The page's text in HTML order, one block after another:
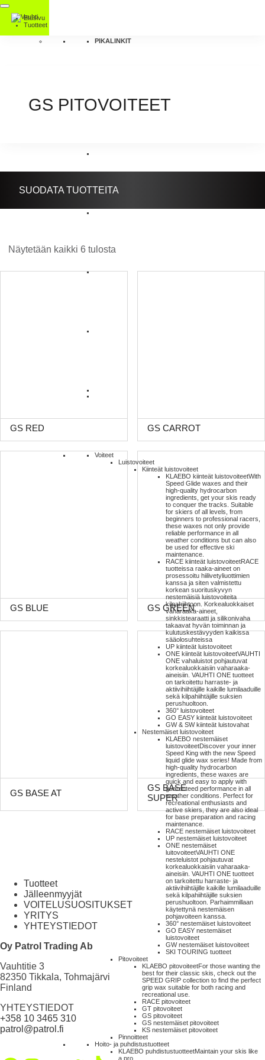
Etusivu
Tuotteet
PIKALINKIT
Voiteet
Luistovoiteet
Kiinteät luistovoiteet
KLAEBO kiinteät luistovoiteetWith
Speed Glide waxes and their
high-quality hydrocarbon
ingredients, get your skis ready
to conquer the tracks. Suitable
for skiers of all levels, from
beginners to professional racers,
these waxes not only provide
reliable performance in all
weather conditions but can also
be used for effective ski
maintenance.
RACE kiinteät luistovoiteetRACE
tuotteissa raaka-aineet on
prosessoitu hiilivetyliuottimien
kanssa ja siten valmistettu
korkean suorituskyvyn
nestemäisiä luistovoiteita
kilpahiihtoon. Korkealuokkaiset
vaharaaka-aineet,
sinkkistearaatti ja silikonivaha
takaavat hyvän toiminnan ja
kulutuskestävyyden kaikissa
sääolosuhteissa
UP kiinteät luistovoiteet
ONE kiinteät luistovoiteetVAUHTI
ONE vahaluistot pohjautuvat
korkealuokkaisiin vaharaaka-
aineisiin. VAUHTI ONE tuotteet
on tarkoitettu harraste- ja
aktiivihiihtäjille kaikille lumilaaduille
sekä kilpahiihtäjille suksien
perushuoltoon.
360° luistovoiteet
GO EASY kiinteät luistovoiteet
GW & SW kiinteät luistovahat
Nestemäiset luistovoiteet
KLAEBO nestemäiset
luistovoiteetDiscover your inner
Speed King with the new Speed
liquid glide wax series! Made from
high-quality hydrocarbon
ingredients, these waxes are
quick and easy to apply with
guaranteed performance in all
weather conditions. Perfect for
recreational enthusiasts and
active skiers, they are also ideal
for base preparation and racing
maintenance.
RACE nestemäiset luistovoiteet
UP nestemäiset luistovoiteet
ONE nestemäiset
luitovoiteetVAUHTI ONE
nesteluistot pohjautuvat
korkealuokkaisiin vaharaaka-
aineisiin. VAUHTI ONE tuotteet
on tarkoitettu harraste- ja
aktiivihiihtäjille kaikille lumilaaduille
sekä kilpahiihtäjille suksien
perushuoltoon. Parhaimmillaan
käytettynä nestemäisen
pohjavoiteen kanssa.
360° nestemäiset luistovoiteet
GO EASY nestemäiset
luistovoiteet
GW nestemäiset luistovoiteet
SKI TOURING tuotteet
Pitovoiteet
KLAEBO pitovoiteetFor those wanting the
best for their classic skis, check out the
SPEED GRIP collection to find the perfect
grip wax suitable for both racing and
recreational use.
RACE pitovoiteet
GT pitovoiteet
GS pitovoiteet
GS nestemäiset pitovoiteet
KS nestemäiset pitovoiteet
Pinnoitteet
Hoito- ja puhdistustuotteet
KLAEBO puhdistustuotteetMaintain your skis like
a pro.
GS PITOVOITEET
SUODATA TUOTTEITA
Näytetään kaikki 6 tulosta
GS RED GS CARROT
GS BLUE GS GREEN
GS BASE AT
GS BASE
SUPER
Tuotteet
Jälleenmyyjät
VOITELUSUOSITUKSET
YRITYS
YHTEYSTIEDOT
Oy Patrol Trading Ab
Vauhtitie 3
82350 Tikkala, Tohmajärvi
Finland
YHTEYSTIEDOT
+358 10 3465 310
patrol@patrol.fi